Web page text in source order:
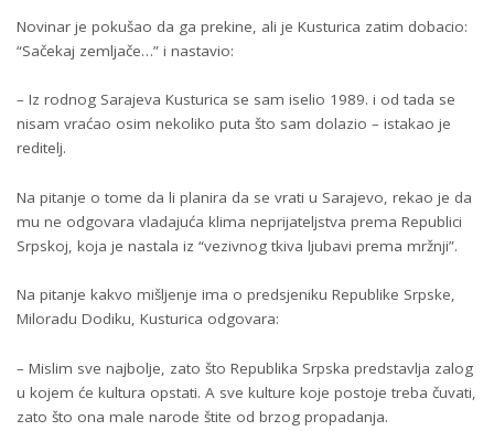
Novinar je pokušao da ga prekine, ali je Kusturica zatim dobacio:
“Sačekaj zemljače…” i nastavio:
– Iz rodnog Sarajeva Kusturica se sam iselio 1989. i od tada se
nisam vraćao osim nekoliko puta što sam dolazio – istakao je
reditelj.
Na pitanje o tome da li planira da se vrati u Sarajevo, rekao je da
mu ne odgovara vladajuća klima neprijateljstva prema Republici
Srpskoj, koja je nastala iz “vezivnog tkiva ljubavi prema mržnji”.
Na pitanje kakvo mišljenje ima o predsjeniku Republike Srpske,
Miloradu Dodiku, Kusturica odgovara:
– Mislim sve najbolje, zato što Republika Srpska predstavlja zalog
u kojem će kultura opstati. A sve kulture koje postoje treba čuvati,
zato što ona male narode štite od brzog propadanja.